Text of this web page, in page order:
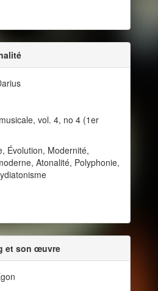
vol. 4, no 4 (1er
Évolution, Modernité,
Atonalité, Polyphonie,
et son œuvre